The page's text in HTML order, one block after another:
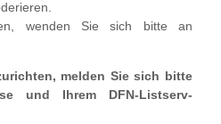
wenden Sie sich bitte an
melden Sie sich bitte
und Ihrem DFN-Listserv-